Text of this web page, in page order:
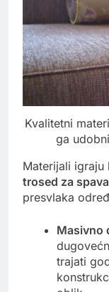
Kvalitetni
ga
Materijali igraju
trosed za
presvlaka
Masivno
trajati